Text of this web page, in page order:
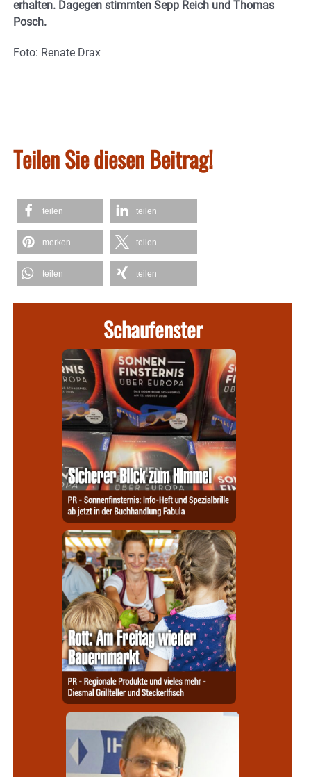
erhalten. Dagegen stimmten Sepp Reich und Thomas
Posch.
Foto: Renate Drax
Teilen Sie diesen Beitrag!
teilen teilen
merken teilen
teilen teilen
Schaufenster